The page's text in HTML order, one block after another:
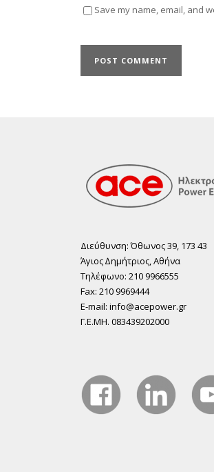
Save my name, email, and
Διεύθυνση: Όθωνος 39, 173 43
Άγιος ∆ηµήτριος, Αθήνα
Τηλέφωνο: 210 9966555
Fax: 210 9969444
E-mail: info@acepower.gr
Γ.Ε.ΜΗ. 083439202000